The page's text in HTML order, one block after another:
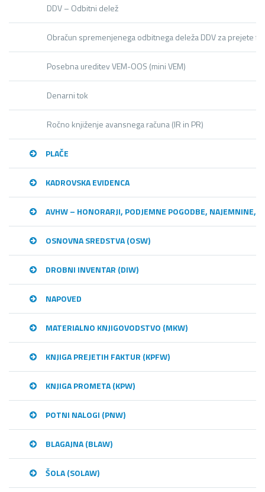
DDV – Odbitni delež
Obračun spremenjenega odbitnega deleža DDV za prejete
Posebna ureditev VEM-OOS (mini VEM)
Denarni tok
Ročno knjiženje avansnega računa (IR in PR)
PLAČE
KADROVSKA EVIDENCA
AVHW – HONORARJI, PODJEMNE POGODBE, NAJEMNINE,…
OSNOVNA SREDSTVA (OSW)
DROBNI INVENTAR (DIW)
NAPOVED
MATERIALNO KNJIGOVODSTVO (MKW)
KNJIGA PREJETIH FAKTUR (KPFW)
KNJIGA PROMETA (KPW)
POTNI NALOGI (PNW)
BLAGAJNA (BLAW)
ŠOLA (SOLAW)